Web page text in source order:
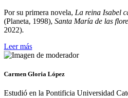
Por su primera novela, La reina Isabel
(Planeta, 1998), Santa María de las
2022).
Leer más
Carmen Gloria López
Estudió en la Pontificia Universidad